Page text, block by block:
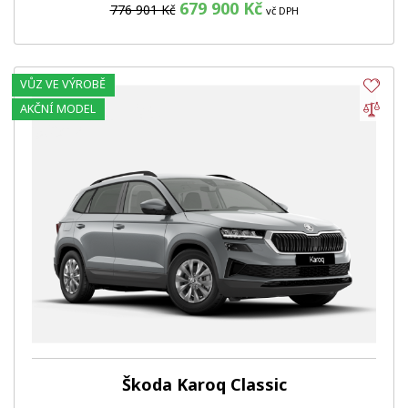
776 901 Kč 679 900 Kč vč DPH
Škoda Karoq Classic
VŮZ VE VÝROBĚ
AKČNÍ MODEL